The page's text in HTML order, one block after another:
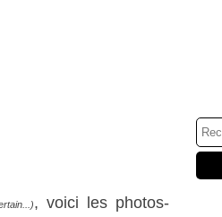
, voici les photos-